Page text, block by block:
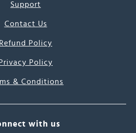
Support
Contact Us
Refund Policy
Privacy Policy
& Conditions
with us